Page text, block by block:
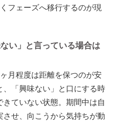
フェーズへ移行するのが現
い」と言っている場合は
月程度は距離を保つのが安
「興味ない」と口にする時
ていない状態。期間中は自
せ、向こうから気持ちが動